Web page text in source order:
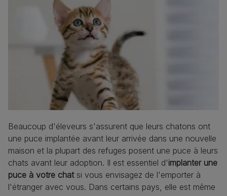
Beaucoup d'éleveurs s'assurent que leurs chatons ont
une puce implantée avant leur arrivée dans une nouvelle
maison et la plupart des refuges posent une puce à leurs
chats avant leur adoption. Il est essentiel d'implanter une
puce à votre chatsi vous envisagez de l'emporter à
l'étranger avec vous. Dans certains pays, elle est même